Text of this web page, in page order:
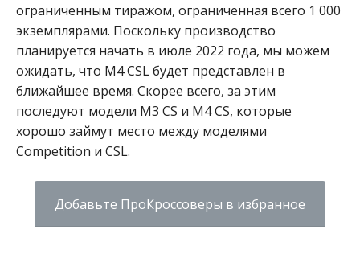
ограниченным тиражом, ограниченная всего 1 000
экземплярами. Поскольку производство
планируется начать в июле 2022 года, мы можем
ожидать, что M4 CSL будет представлен в
ближайшее время. Скорее всего, за этим
последуют модели M3 CS и M4 CS, которые
хорошо займут место между моделями
Competition и CSL.
Добавьте ПроКроссоверы в избранное